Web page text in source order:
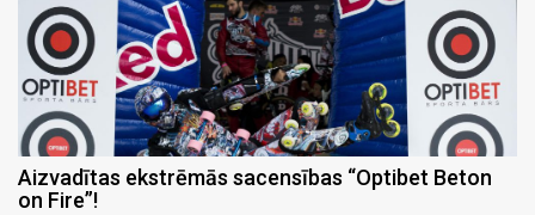
Aizvadītas ekstrēmās sacensības “Optibet Beton
on Fire”!